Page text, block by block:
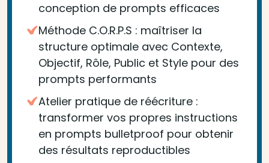
conception de prompts efficaces
Méthode C.O.R.P.S : maîtriser la
structure optimale avec Contexte,
Objectif, Rôle, Public et Style pour des
prompts performants
Atelier pratique de réécriture :
transformer vos propres instructions
en prompts bulletproof pour obtenir
des résultats reproductibles